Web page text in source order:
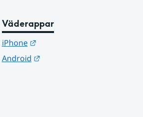
Väderappar
iPhone
Länk till annan webbplats.
Android
Länk till annan webbplats.